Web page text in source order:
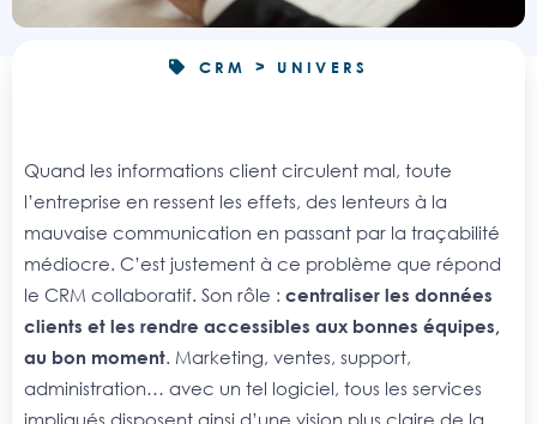
CRM > UNIVERS
Quand les informations client circulent mal, toute
l’entreprise en ressent les effets, des lenteurs à la
mauvaise communication en passant par la traçabilité
médiocre. C’est justement à ce problème que répond
le CRM collaboratif. Son rôle : centraliser les données
clients et les rendre accessibles aux bonnes équipes,
au bon moment. Marketing, ventes, support,
administration… avec un tel logiciel, tous les services
impliqués disposent ainsi d’une vision plus claire de la